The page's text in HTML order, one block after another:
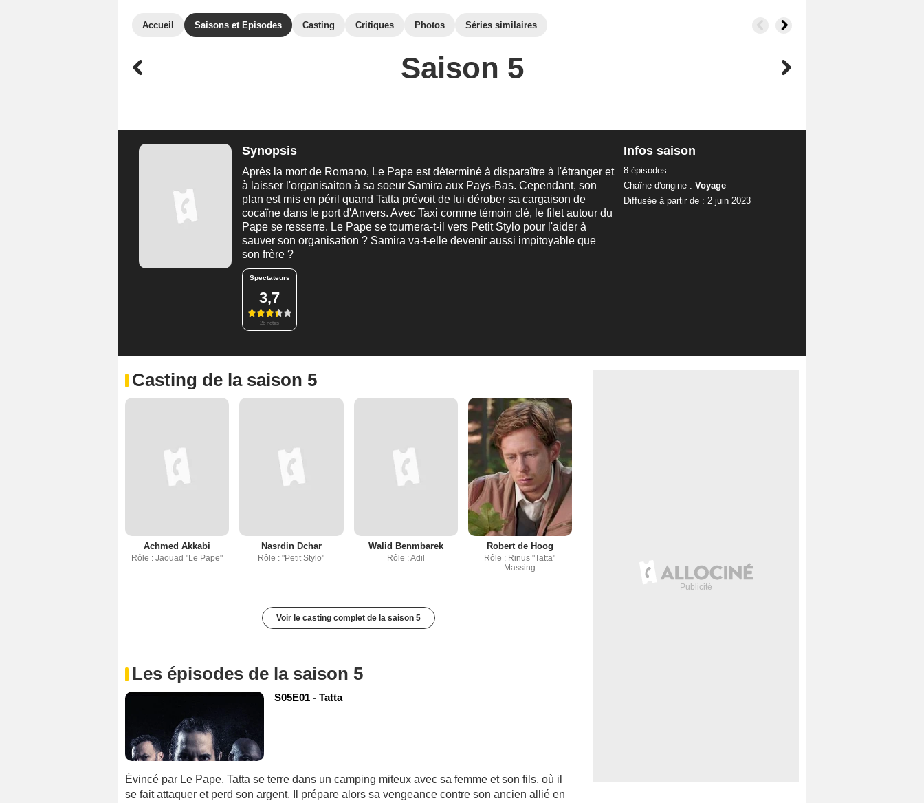
Accueil Saisons et Episodes Casting Critiques Photos Séries similaires
Saison 5
Synopsis
Après la mort de Romano, Le Pape est déterminé à disparaître à l'étranger et
à laisser l'organisaiton à sa soeur Samira aux Pays-Bas. Cependant, son
plan est mis en péril quand Tatta prévoit de lui dérober sa cargaison de
cocaïne dans le port d'Anvers. Avec Taxi comme témoin clé, le filet autour du
Pape se resserre. Le Pape se tournera-t-il vers Petit Stylo pour l'aider à
sauver son organisation ? Samira va-t-elle devenir aussi impitoyable que
son frère ?
Spectateurs
3,7
26 notes
Infos saison
8 épisodes
Chaîne d'origine : Voyage
Diffusée à partir de : 2 juin 2023
Casting de la saison 5
Achmed Akkabi
Rôle : Jaouad "Le Pape"
Nasrdin Dchar
Rôle : "Petit Stylo"
Walid Benmbarek
Rôle : Adil
Robert de Hoog
Rôle : Rinus "Tatta"
Massing
Voir le casting complet de la saison 5
Les épisodes de la saison 5
S05E01 - Tatta
Évincé par Le Pape, Tatta se terre dans un camping miteux avec sa femme et son fils, où il
se fait attaquer et perd son argent. Il prépare alors sa vengeance contre son ancien allié en